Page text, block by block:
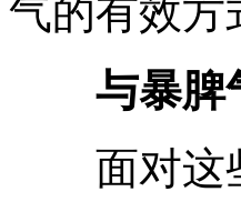
气的有效方
与暴脾
面对这些